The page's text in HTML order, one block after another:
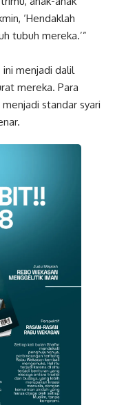
‘Hendaklah
tubuh mereka.’”
menjadi dalil
mereka. Para
standar syari